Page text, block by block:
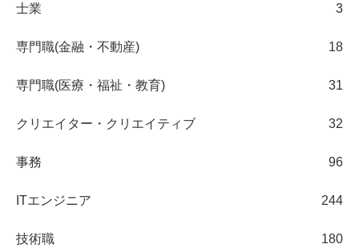
士業 3
専門職(金融・不動産) 18
専門職(医療・福祉・教育) 31
クリエイター・クリエイティブ 32
事務 96
ITエンジニア 244
技術職 180